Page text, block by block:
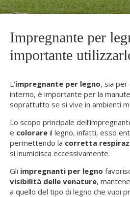
Impregnante per
importante
L’impregnante per legno, sia
interno, è importante per la
soprattutto se si vive in ambienti
Lo scopo principale
e colorare il legno, infatti, esso
permettendo la corretta
si inumidisca eccessivamente.
Gli impregnanti per legno
visibilità delle venature,
a quello del tipo di legno che vuoi